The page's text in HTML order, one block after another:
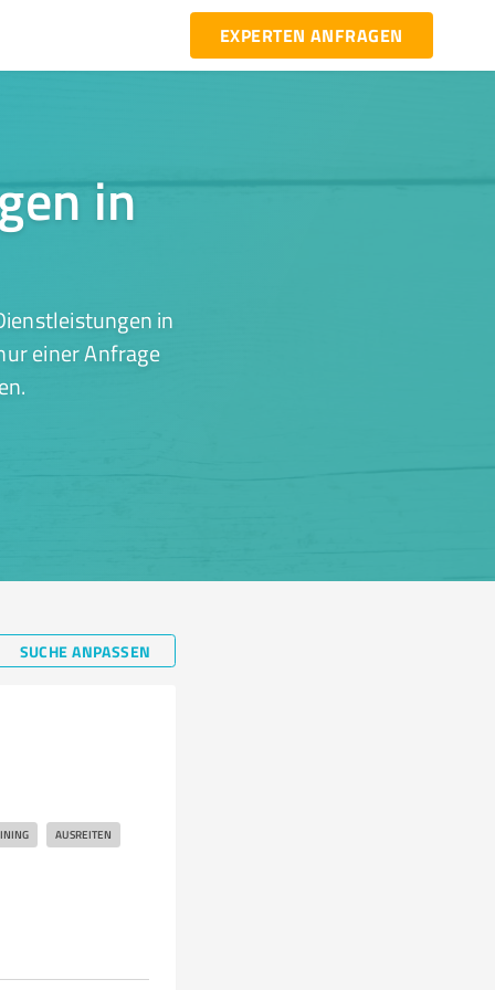
EXPERTEN ANFRAGEN
in
in
einer Anfrage
SUCHE ANPASSEN
AUSREITEN